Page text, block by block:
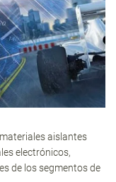
aislantes
electrónicos,
de los segmentos de